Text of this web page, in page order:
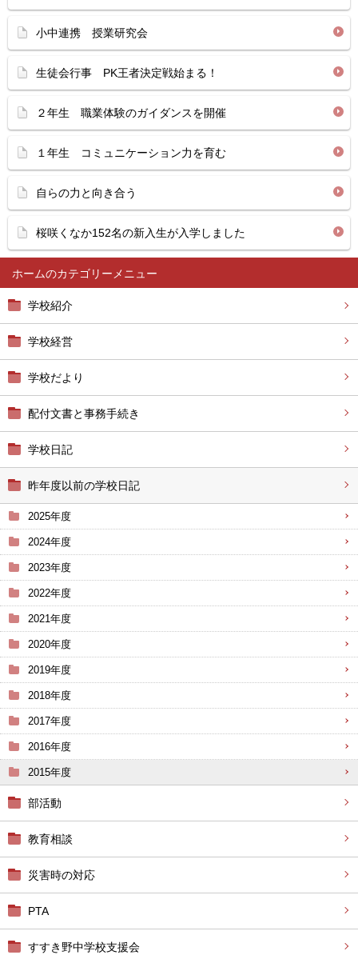
ホーム
学校紹介
学校経営
学校だより
配付文書と事務手続き
学校日記
昨年度以前の学校日記
2025年度
2024年度
2023年度
2022年度
2021年度
2020年度
2019年度
2018年度
2017年度
2016年度
2015年度
部活動
教育相談
災害時の対応
PTA
すすき野中学校支援会
小中連携 授業研究会
生徒会行事 PK王者決定戦始まる！
２年生 職業体験のガイダンスを開催
１年生 コミュニケーション力を育む
自らの力と向き合う
桜咲くなか152名の新入生が入学しました